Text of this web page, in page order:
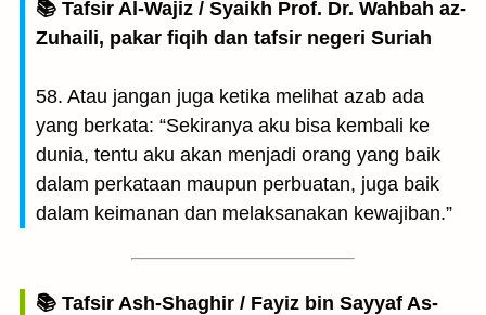
📚 Tafsir Al-Wajiz / Syaikh Prof. Dr. Wahbah az-
Zuhaili, pakar fiqih dan tafsir negeri Suriah
58. Atau jangan juga ketika melihat azab ada
yang berkata: “Sekiranya aku bisa kembali ke
dunia, tentu aku akan menjadi orang yang baik
dalam perkataan maupun perbuatan, juga baik
dalam keimanan dan melaksanakan kewajiban.”
📚 Tafsir Ash-Shaghir / Fayiz bin Sayyaf As-